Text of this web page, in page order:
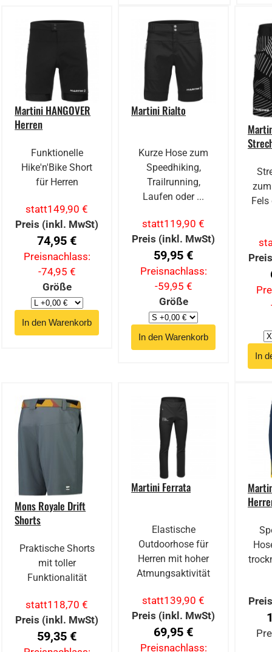
Martini HANGOVER
Herren
Funktionelle
Hike'n'Bike Short
für Herren
statt149,90 €
Preis (inkl. MwSt)
74,95 €
Preisnachlass:
-74,95 €
Größe
Martini Rialto
Kurze Hose zum
Speedhiking,
Trailrunning,
Laufen oder ...
statt119,90 €
Preis (inkl. MwSt)
59,95 €
Preisnachlass:
-59,95 €
Größe
Mons Royale Drift
Shorts
Praktische Shorts
mit toller
Funktionalität
statt118,70 €
Preis (inkl. MwSt)
59,35 €
Martini Ferrata
Elastische
Outdoorhose für
Herren mit hoher
Atmungsaktivität
statt139,90 €
Preis (inkl. MwSt)
69,95 €
Preisnachlass: